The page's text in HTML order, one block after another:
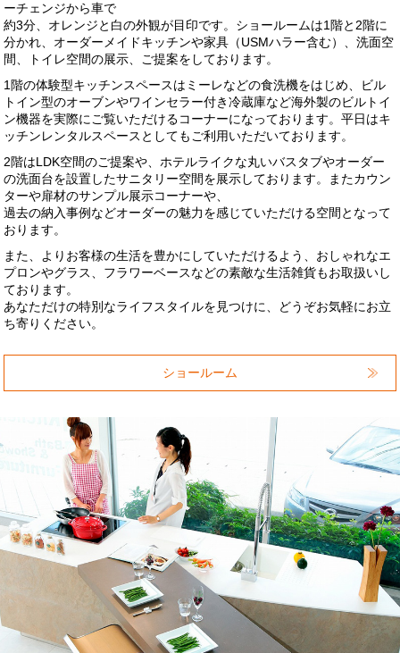
ーチェンジから車で
約3分、オレンジと白の外観が目印です。ショールームは1階と2階に
分かれ、オーダーメイドキッチンや家具（USMハラー含む）、洗面空
間、トイレ空間の展示、ご提案をしております。
1階の体験型キッチンスペースはミーレなどの食洗機をはじめ、ビル
トイン型のオーブンやワインセラー付き冷蔵庫など海外製のビルトイ
ン機器を実際にご覧いただけるコーナーになっております。平日はキ
ッチンレンタルスペースとしてもご利用いただいております。
2階はLDK空間のご提案や、ホテルライクな丸いバスタブやオーダー
の洗面台を設置したサニタリー空間を展示しております。またカウン
ターや扉材のサンプル展示コーナーや、
過去の納入事例などオーダーの魅力を感じていただける空間となって
おります。
また、よりお客様の生活を豊かにしていただけるよう、おしゃれなエ
プロンやグラス、フラワーベースなどの素敵な生活雑貨もお取扱いし
ております。
あなただけの特別なライフスタイルを見つけに、どうぞお気軽にお立
ち寄りください。
ショールーム